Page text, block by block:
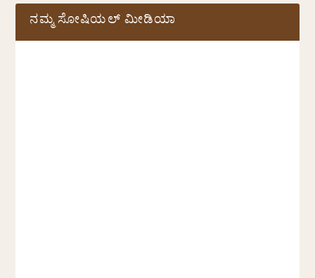
ನಮ್ಮ ಸೋಷಿಯಲ್‌ ಮೀಡಿಯಾ